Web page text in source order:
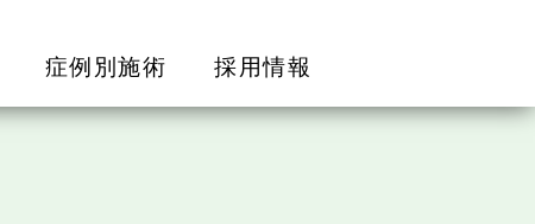
症例別施術 採用情報